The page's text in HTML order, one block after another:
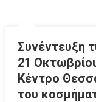
Συνέντευξη
21
Κέντρο
του